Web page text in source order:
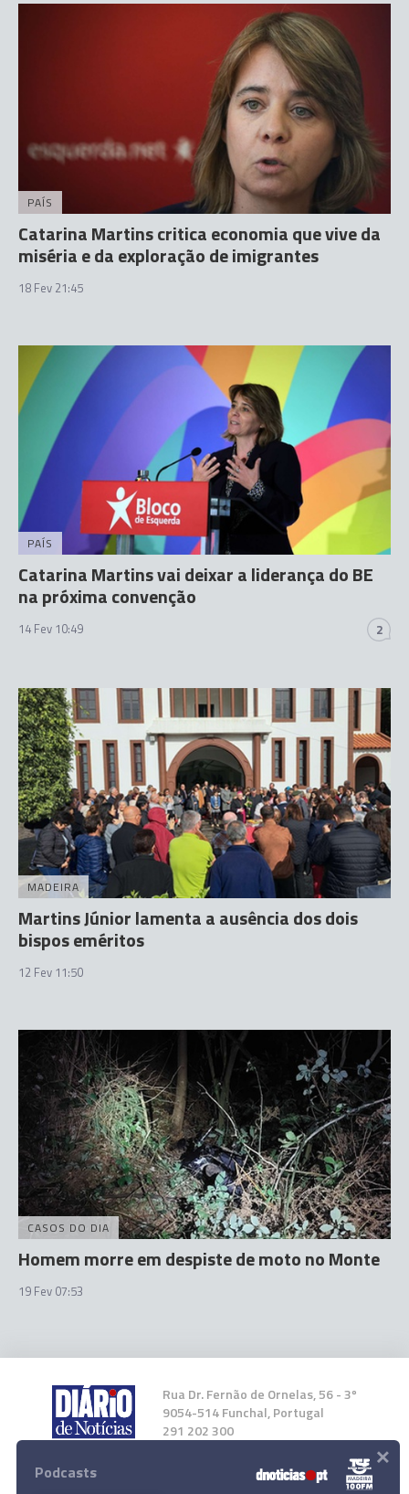
PAÍS
Catarina Martins critica economia que vive da
miséria e da exploração de imigrantes
18 Fev 21:45
PAÍS
Catarina Martins vai deixar a liderança do BE
na próxima convenção
14 Fev 10:49 2
MADEIRA
Martins Júnior lamenta a ausência dos dois
bispos eméritos
12 Fev 11:50
CASOS DO DIA
Homem morre em despiste de moto no Monte
19 Fev 07:53
Rua Dr. Fernão de Ornelas, 56 - 3º
9054-514 Funchal, Portugal
291 202 300
Instale a nossa App
Podcasts ×